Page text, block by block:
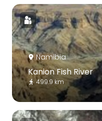
Namibia
Kanion Fish River
499.9 km